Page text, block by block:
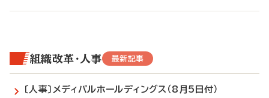
組織改革・人事 最新記事
〔人事〕メディパルホールディングス（8月5日付）